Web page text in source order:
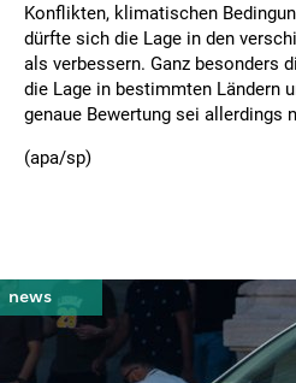
Konflikten, klimatischen
dürfte sich die Lage in den
als verbessern. Ganz besonders
die Lage in bestimmten Ländern
genaue Bewertung sei allerdings
(apa/sp)